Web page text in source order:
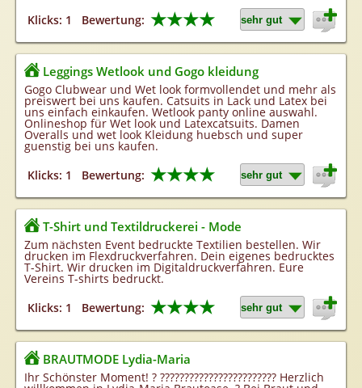
Klicks: 1
Bewertung: ★★★★
Leggings Wetlook und Gogo kleidung
Gogo Clubwear und Wet look formvollendet und mehr als
preiswert bei uns kaufen. Catsuits in Lack und Latex bei
uns einfach einkaufen. Wetlook panty online auswahl.
Onlineshop für Wet look und Latexcatsuits. Damen
Overalls und wet look Kleidung huebsch und super
guenstig bei uns kaufen.
Klicks: 1
Bewertung: ★★★★
T-Shirt und Textildruckerei - Mode
Zum nächsten Event bedruckte Textilien bestellen. Wir
drucken im Flexdruckverfahren. Dein eigenes bedrucktes
T-Shirt. Wir drucken im Digitaldruckverfahren. Eure
Vereins T-shirts bedruckt.
Klicks: 1
Bewertung: ★★★★
BRAUTMODE Lydia-Maria
Ihr Schönster Moment! ? ???????????????????????? Herzlich